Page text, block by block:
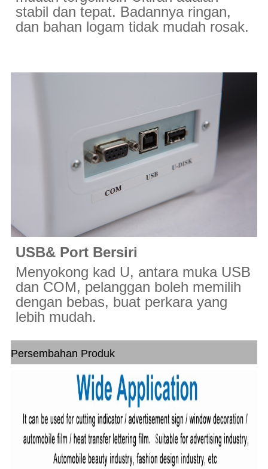
stabil dan tepat. Badannya ringan,
dan bahan logam tidak mudah rosak.
USB& Port Bersiri
Menyokong kad U, antara muka USB
dan COM, pelanggan boleh memilih
dengan bebas, buat perkara yang
lebih mudah.
Persembahan Produk